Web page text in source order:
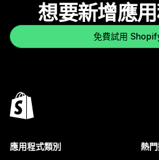
想要新增應
免費試用
應用程式類別 熱門